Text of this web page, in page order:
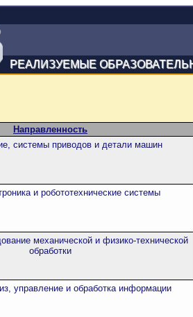
РЕАЛИЗУЕМЫЕ
Направленность
системы приводов и детали машин
и робототехнические системы
механической и физико-технической
обработки
управление и обработка информации